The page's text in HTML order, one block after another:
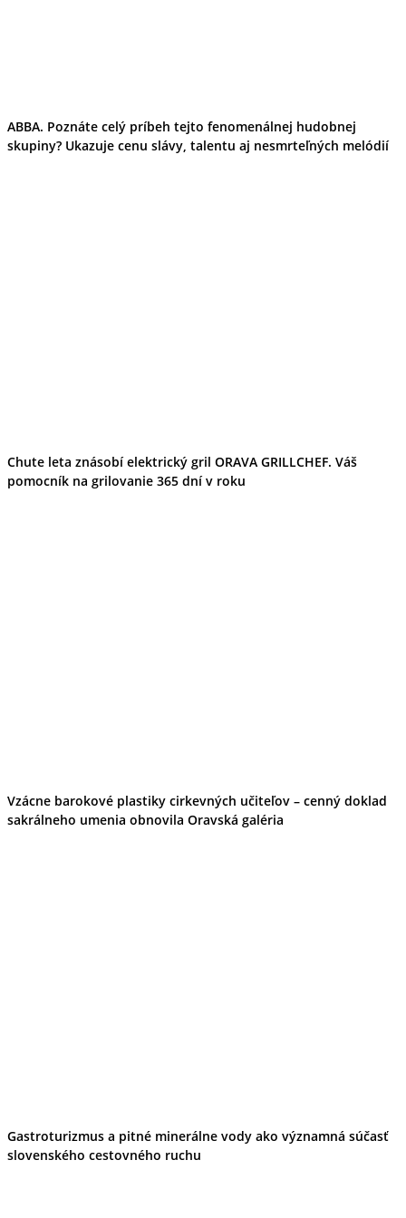
Galéria
Folklór
ABBA. Poznáte celý príbeh tejto fenomenálnej hudobnej
skupiny? Ukazuje cenu slávy, talentu aj nesmrteľných melódií
Chute leta znásobí elektrický gril ORAVA GRILLCHEF. Váš
pomocník na grilovanie 365 dní v roku
Vzácne barokové plastiky cirkevných učiteľov – cenný doklad
sakrálneho umenia obnovila Oravská galéria
Gastroturizmus a pitné minerálne vody ako významná súčasť
slovenského cestovného ruchu